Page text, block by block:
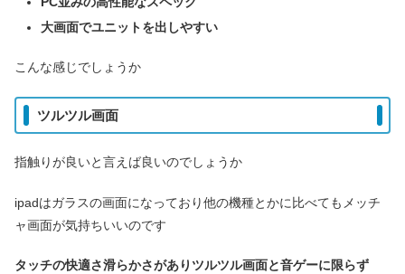
大画面でユニットを出しやすい
こんな感じでしょうか
ツルツル画面
指触りが良いと言えば良いのでしょうか
ipadはガラスの画面になっており他の機種とかに比べてもメッチ
ャ画面が気持ちいいのです
タッチの快適さ滑らかさがありツルツル画面と音ゲーに限らず